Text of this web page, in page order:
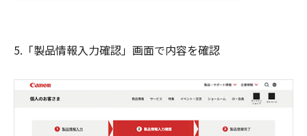
5.「製品情報入力確認」画面で内容を確認